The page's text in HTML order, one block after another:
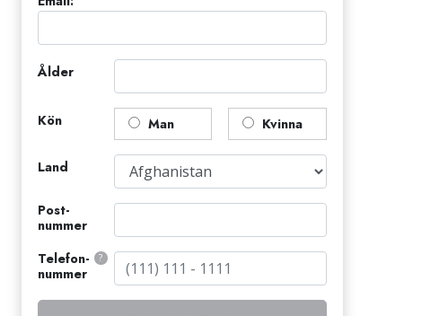
Ålder
Kön Man Kvinna
Land
Post­
nummer
Telefon­
nummer
?